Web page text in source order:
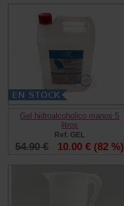
Gel hidroalcoholico manos 5
litros
Ref. GEL
54.90 € 10.00 € (82 %)